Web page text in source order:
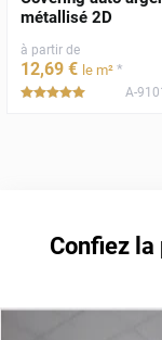
métallisé 2D
à partir de
12,69 € le m² *
***** A-
Confiez